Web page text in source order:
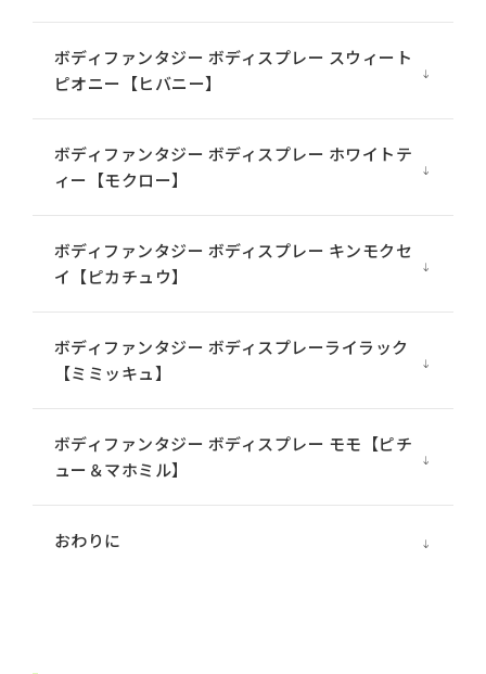
ボディファンタジー ボディスプレー スウィート
ピオニー【ヒバニー】
ボディファンタジー ボディスプレー ホワイトテ
ィー【モクロー】
ボディファンタジー ボディスプレー キンモクセ
イ【ピカチュウ】
ボディファンタジー ボディスプレーライラック
【ミミッキュ】
ボディファンタジー ボディスプレー モモ【ピチ
ュー＆マホミル】
おわりに